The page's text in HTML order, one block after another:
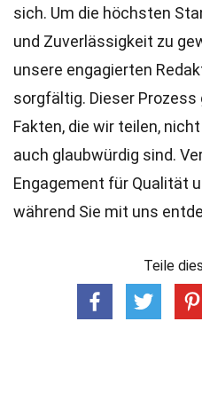
sich. Um die höchsten
und Zuverlässigkeit zu
unsere engagierten
sorgfältig. Dieser
Fakten, die wir teilen,
auch glaubwürdig sind.
Engagement für Qualität
während Sie mit uns
Teile